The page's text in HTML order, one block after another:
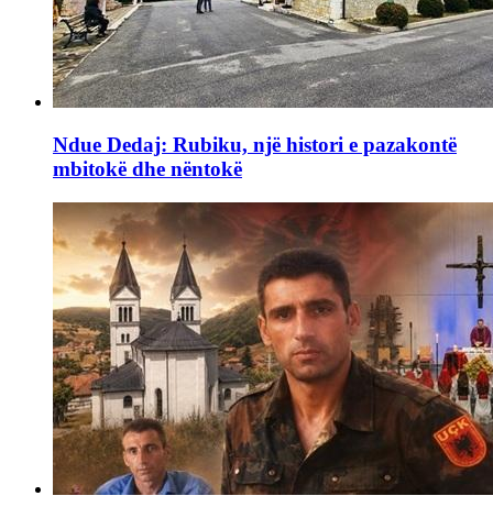
Ndue Dedaj: Rubiku, një histori e pazakontë
mbitokë dhe nëntokë